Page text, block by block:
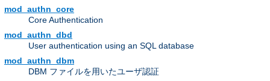
mod_authn_core
Core Authentication
mod_authn_dbd
User authentication using an SQL database
mod_authn_dbm
DBM ファイルを用いたユーザ認証